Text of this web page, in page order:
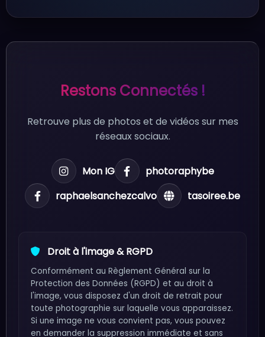
Restons Connectés !
Retrouve plus de photos et de vidéos sur mes
réseaux sociaux.
Mon IG
photoraphybe
raphaelsanchezcalvo
tasoiree.be
Droit à l'image & RGPD
Conformément au Règlement Général sur la
Protection des Données (RGPD) et au droit à
l'image, vous disposez d'un droit de retrait pour
toute photographie sur laquelle vous apparaissez.
Si une image ne vous convient pas, vous pouvez
en demander la suppression immédiate et sans